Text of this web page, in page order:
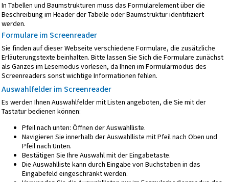
In Tabellen und Baumstrukturen muss das Formularelement über die
Beschreibung im Header der Tabelle oder Baumstruktur identifiziert
werden.
Formulare im Screenreader
Sie finden auf dieser Webseite verschiedene Formulare, die zusätzliche
Erläuterungstexte beinhalten. Bitte lassen Sie Sich die Formulare zunächst
als Ganzes im Lesemodus vorlesen, da Ihnen im Formularmodus des
Screenreaders sonst wichtige Informationen fehlen.
Auswahlfelder im Screenreader
Es werden Ihnen Auswahlfelder mit Listen angeboten, die Sie mit der
Tastatur bedienen können:
Pfeil nach unten: Öffnen der Auswahlliste.
Navigieren Sie innerhalb der Auswahlliste mit Pfeil nach Oben und
Pfeil nach Unten.
Bestätigen Sie Ihre Auswahl mit der Eingabetaste.
Die Auswahlliste kann durch Eingabe von Buchstaben in das
Eingabefeld eingeschränkt werden.